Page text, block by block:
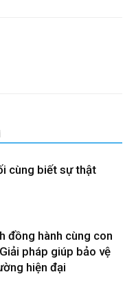
cùng biết sự thật
đồng hành cùng con
pháp giúp bảo vệ
hiện đại